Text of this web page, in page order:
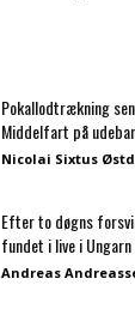
Pokallodtrækning
Middelfart på
Nicolai Sixtus
Efter to døgns
fundet i live i Ungarn
Andreas